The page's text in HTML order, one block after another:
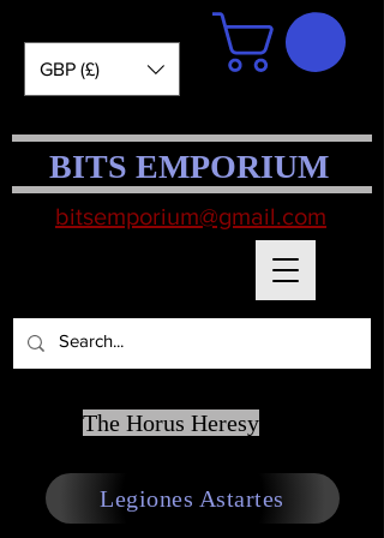
BITS EMPORIUM
GBP (£)
bitsemporium@gmail.com
The Horus Heresy
Legiones Astartes